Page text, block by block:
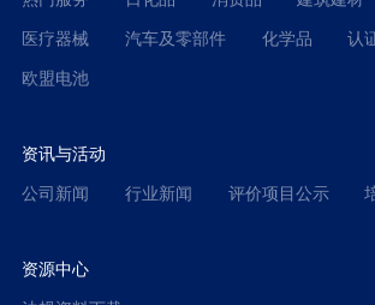
医疗器械
汽车及零部件 化学品
认
欧盟电池
资讯与活动
公司新闻
行业新闻 评价项目公示
资源中心